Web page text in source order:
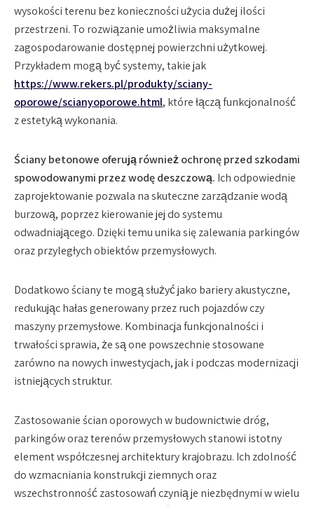
wysokości terenu bez konieczności użycia dużej ilości
przestrzeni. To rozwiązanie umożliwia maksymalne
zagospodarowanie dostępnej powierzchni użytkowej.
Przykładem mogą być systemy, takie jak
https://www.rekers.pl/produkty/sciany-
oporowe/scianyoporowe.html, które łączą funkcjonalność
z estetyką wykonania.
Ściany betonowe oferują również ochronę przed szkodami
spowodowanymi przez wodę deszczową. Ich odpowiednie
zaprojektowanie pozwala na skuteczne zarządzanie wodą
burzową, poprzez kierowanie jej do systemu
odwadniającego. Dzięki temu unika się zalewania parkingów
oraz przyległych obiektów przemysłowych.
Dodatkowo ściany te mogą służyć jako bariery akustyczne,
redukując hałas generowany przez ruch pojazdów czy
maszyny przemysłowe. Kombinacja funkcjonalności i
trwałości sprawia, że są one powszechnie stosowane
zarówno na nowych inwestycjach, jak i podczas modernizacji
istniejących struktur.
Zastosowanie ścian oporowych w budownictwie dróg,
parkingów oraz terenów przemysłowych stanowi istotny
element współczesnej architektury krajobrazu. Ich zdolność
do wzmacniania konstrukcji ziemnych oraz
wszechstronność zastosowań czynią je niezbędnymi w wielu